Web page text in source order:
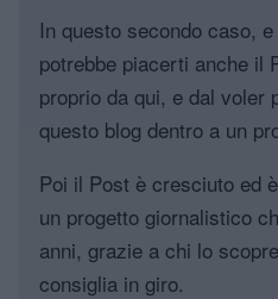
In questo secondo caso,
potrebbe piacerti anche il
proprio da qui, e dal voler
questo blog dentro a un
Poi il Post è cresciuto ed
un progetto giornalistico
anni, grazie a chi lo
consiglia in giro.